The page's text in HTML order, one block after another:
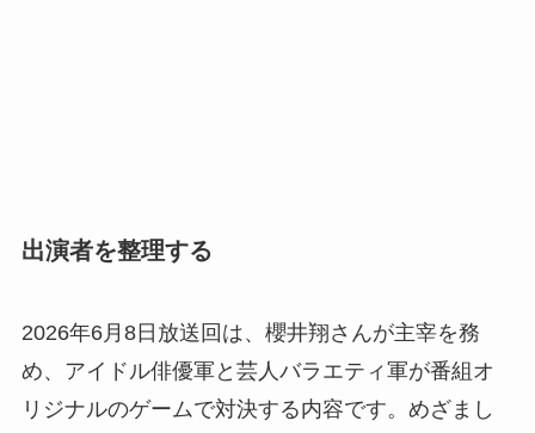
出演者を整理する
2026年6月8日放送回は、櫻井翔さんが主宰を務
め、アイドル俳優軍と芸人バラエティ軍が番組オ
リジナルのゲームで対決する内容です。めざまし